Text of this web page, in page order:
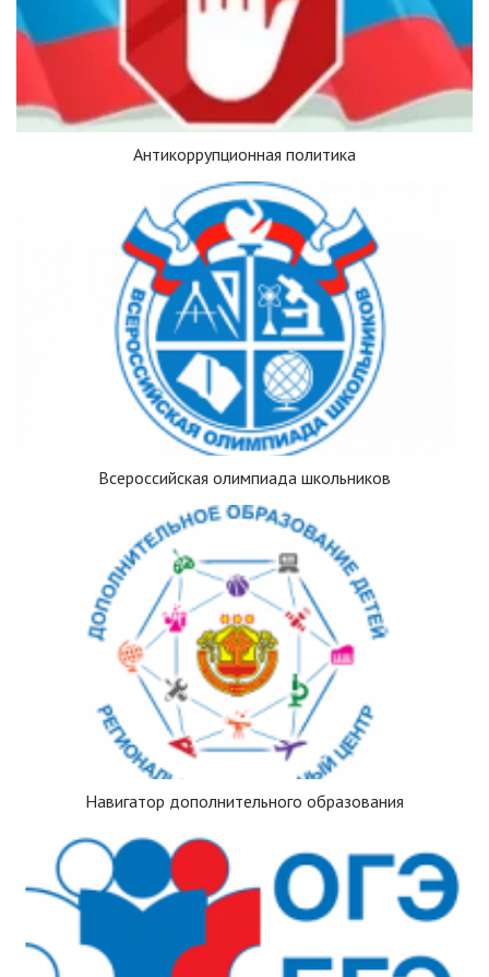
Антикоррупционная политика
Всероссийская олимпиада школьников
Навигатор дополнительного образования